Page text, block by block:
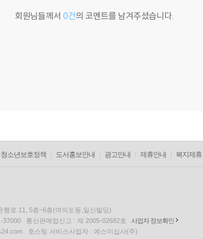
회원님들께서 0건의 코멘트를 남겨주셨습니다.
청소년보호정책 도서홍보안내 광고안내 제휴안내 복지제휴
행로 11, 5층~6층(여의도동,일신빌딩)
37000 통신판매업신고 : 제 2005-02682호
사업자 정보확인
호스팅 서비스사업자 : 예스이십사(주)